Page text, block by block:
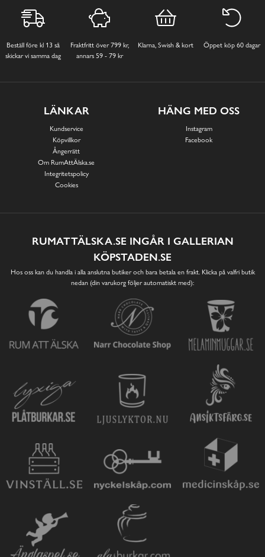
Beställ före kl 13 så
skickar vi samma dag
Fraktfritt över 799 kr,
annars 59 - 79 kr
Klarna, Swish & kort Öppet köp 60 dagar
LÄNKAR
Kundservice
Köpvillkor
Ångerrätt
Om RumAttÄlska.se
Integritetspolicy
Cookies
HÄNG MED OSS
Instagram
Facebook
RUMATTÄLSKA.SE INGÅR I GALLERIAN
KÖPSTADEN.SE
Hos oss kan du handla i alla anslutna butiker och bara betala en frakt. Klicka på valfri butik
nedan (din varukorg följer automatiskt med):